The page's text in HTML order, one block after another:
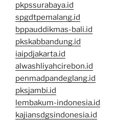
pkpssurabaya.id
spgdtpemalang.id
bppauddikmas-bali.id
pkskabbandung.id
iaipdjakarta.id
alwashliyahcirebon.id
penmadpandeglang.id
pksjambi.id
lembakum-indonesia.id
kajiansdgsindonesia.id